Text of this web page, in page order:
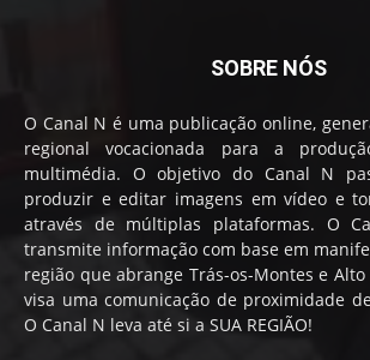
SOBRE NÓS
O Canal N é uma publicação online,
regional vocacionada para a
multimédia. O objetivo do Canal N
produzir e editar imagens em vídeo e
através de múltiplas plataformas. O
transmite informação com base em
região que abrange Trás-os-Montes e
visa uma comunicação de proximidade
O Canal N leva até si a SUA REGIÃO!